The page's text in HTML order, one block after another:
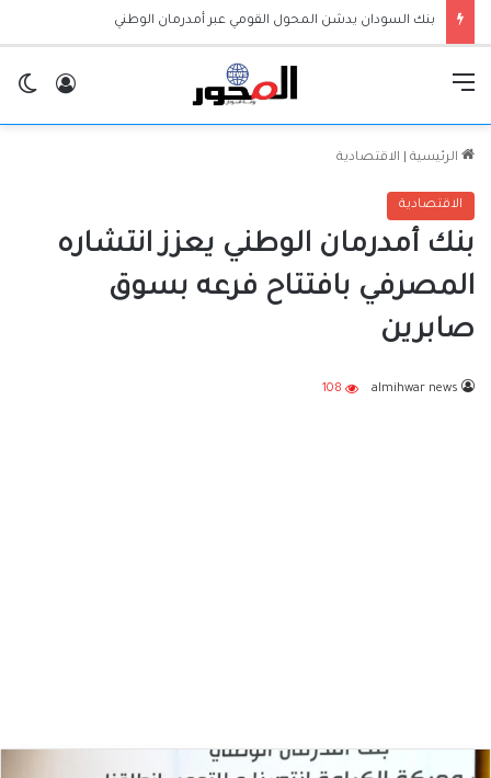
بنك السودان يدشن المحول القومي عبر أمدرمان الوطني
الرئيسية الاقتصادية
الاقتصادية
بنك أمدرمان الوطني يعزز انتشاره
المصرفي بافتتاح فرعه بسوق
صابرين
almihwar news
108